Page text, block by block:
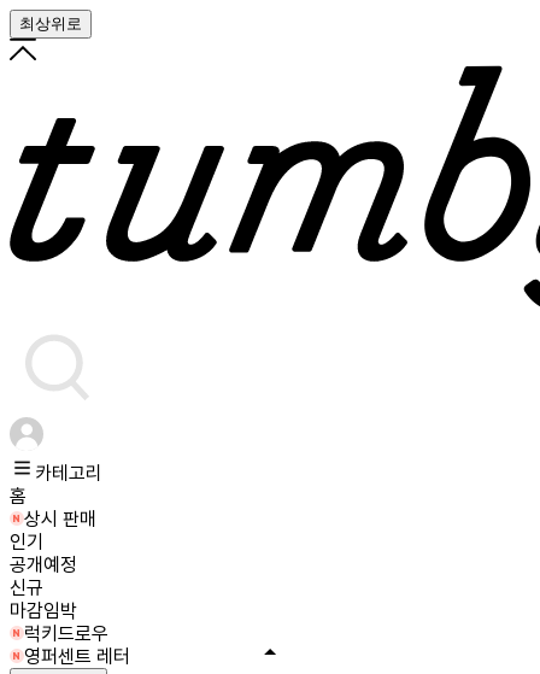
최상위로
카테고리
홈
상시 판매
인기
공개예정
신규
마감임박
럭키드로우
영퍼센트 레터